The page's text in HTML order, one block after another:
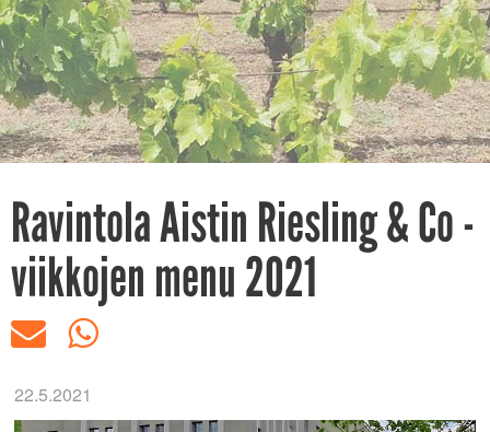
Ravintola Aistin Riesling & Co -
viikkojen menu 2021
22.5.2021